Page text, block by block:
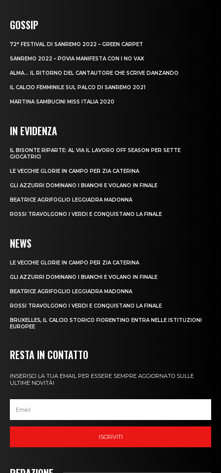
GOSSIP
72° FESTIVAL DI SANREMO 2022 – GREEN CARPET
SANREMO 2022 – POVIA MANIFESTA CON I NO VAX
ALMA… IL RITORNO DEL CANTAUTORE CHE SCRIVE DANZANDO
IL CALCIO FEMMINILE SUL PALCO DI SANREMO 2021
MARTINA SAMBUCINI MISS ITALIA 2020
IN EVIDENZA
IL BISONTE RIPARTE: AL VIA IL LAVORO OFF SEASON PER SETTE
GIOCATRICI
LE VECCHIE GLORIE IN CAMPO PER ZIA CATERINA
GLI AZZURRI DOMINANO I BIANCHI E VOLANO IN FINALE
BEATRICE AGRIFOGLIO LEGGIADRA MADONNA
ROSSI TRAVOLGONO I VERDI E CONQUISTANO LA FINALE
NEWS
LE VECCHIE GLORIE IN CAMPO PER ZIA CATERINA
GLI AZZURRI DOMINANO I BIANCHI E VOLANO IN FINALE
BEATRICE AGRIFOGLIO LEGGIADRA MADONNA
ROSSI TRAVOLGONO I VERDI E CONQUISTANO LA FINALE
BRUXELLES, IL CALCIO STORICO FIORENTINO ENTRA NELLE ISTITUZIONI
EUROPEE
RESTA IN CONTATTO
INSERISCI LA TUA EMAIL PER ESSERE SEMPRE AGGIORNATO SULLE
ULTIME NOVITÀ!
ISCRIVITI